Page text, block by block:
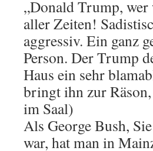
„Donald Trump,
aller Zeiten!
aggressiv. Ein ganz
Person. Der Trump
Haus ein sehr
bringt ihn zur
im Saal)
Als George Bush,
war, hat man in